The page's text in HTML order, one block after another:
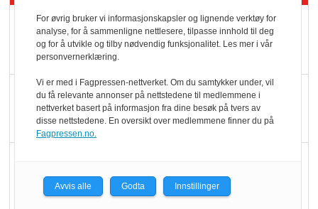
Rema-flaggskip
dundrer videre
Slik opprettholdes
ølsalget
hyller
For øvrig bruker vi informasjonskapsler og lignende verktøy for
analyse, for å sammenligne nettlesere, tilpasse innhold til deg
og for å utvikle og tilby nødvendig funksjonalitet. Les mer i vår
personvernerklæring.
Vi er med i Fagpressen-nettverket. Om du samtykker under, vil
du få relevante annonser på nettstedene til medlemmene i
nettverket basert på informasjon fra dine besøk på tvers av
disse nettstedene. En oversikt over medlemmene finner du på
Fagpressen.no.
Avvis alle Godta Innstillinger